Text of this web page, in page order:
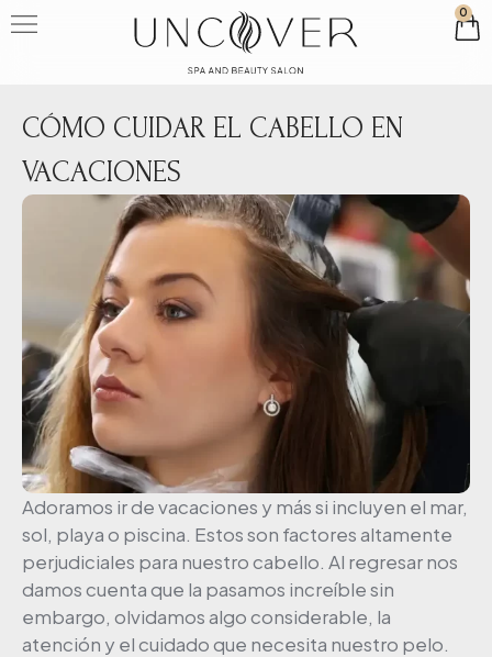
0
CÓMO CUIDAR EL CABELLO EN
VACACIONES
Adoramos ir de vacaciones y más si incluyen el mar,
sol, playa o piscina. Estos son factores altamente
perjudiciales para nuestro cabello. Al regresar nos
damos cuenta que la pasamos increíble sin
embargo, olvidamos algo considerable, la
atención y el cuidado que necesita nuestro pelo.